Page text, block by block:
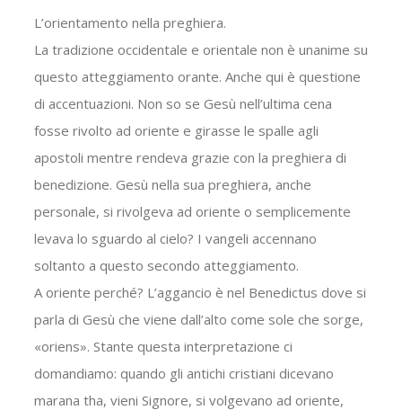
L’orientamento nella preghiera.
La tradizione occidentale e orientale non è unanime su
questo atteggiamento orante. Anche qui è questione
di accentuazioni. Non so se Gesù nell’ultima cena
fosse rivolto ad oriente e girasse le spalle agli
apostoli mentre rendeva grazie con la preghiera di
benedizione. Gesù nella sua preghiera, anche
personale, si rivolgeva ad oriente o semplicemente
levava lo sguardo al cielo? I vangeli accennano
soltanto a questo secondo atteggiamento.
A oriente perché? L’aggancio è nel Benedictus dove si
parla di Gesù che viene dall’alto come sole che sorge,
«oriens». Stante questa interpretazione ci
domandiamo: quando gli antichi cristiani dicevano
marana tha, vieni Signore, si volgevano ad oriente,